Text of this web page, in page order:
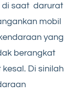
di saat darurat
mobil
yang
berangkat
Di sinilah